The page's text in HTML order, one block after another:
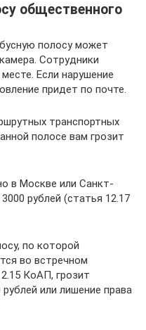
общественного
полосу может
Сотрудники
Если нарушение
придет по почте.
транспортных
полосе вам грозит
в Москве или Санкт-
рублей (статья 12.17
по которой
во встречном
КоАП, грозит
или лишение права